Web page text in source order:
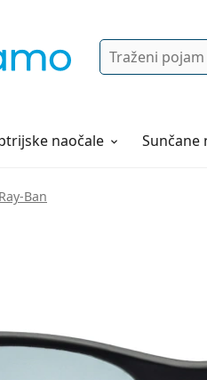
Pretraga
naočale Sunčane
Ray-Ban